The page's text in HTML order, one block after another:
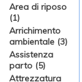
Area di riposo
(1)
Arrichimento
ambientale (3)
Assistenza
parto (5)
Attrezzatura